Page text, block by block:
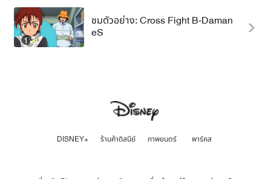
1:30
ชมตัวอย่าง: Cross Fight B-Daman
eS
DISNEY+ ร้านค้าดิสนีย์ ภาพยนตร์ พาร์คส